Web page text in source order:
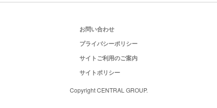
お問い合わせ
プライバシーポリシー
サイトご利用のご案内
サイトポリシー
Copyright CENTRAL GROUP.